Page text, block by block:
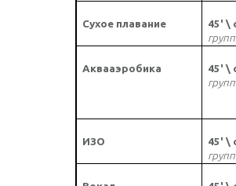
Сухое плавание
45' \
Аквааэробика
45' \
ИЗО
45' \